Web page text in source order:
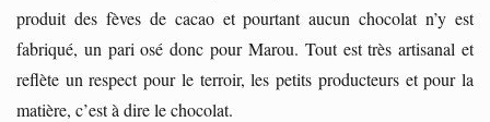
produit des fèves de cacao et pourtant aucun chocolat n’y est
fabriqué, un pari osé donc pour Marou. Tout est très artisanal et
reflète un respect pour le terroir, les petits producteurs et pour la
matière, c’est à dire le chocolat.